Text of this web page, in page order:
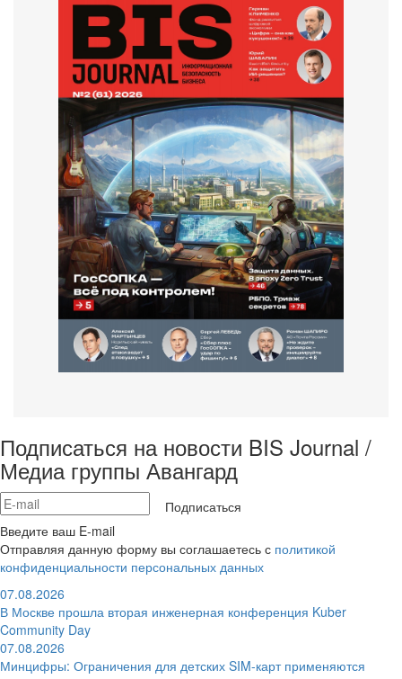
Подписаться на новости BIS Journal /
Медиа группы Авангард
Подписаться
Введите ваш E-mail
Отправляя данную форму вы соглашаетесь с политикой
конфиденциальности персональных данных
07.08.2026
В Москве прошла вторая инженерная конференция Kuber
Community Day
07.08.2026
Минцифры: Ограничения для детских SIM-карт применяются